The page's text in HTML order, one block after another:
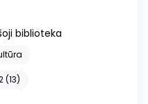
biblioteka
(13)